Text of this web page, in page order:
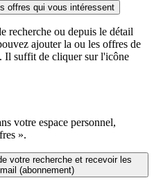
offres qui vous intéressent
recherche ou depuis le détail
ajouter la ou les offres de
Il suffit de cliquer sur l'icône
votre espace personnel,
».
votre recherche et recevoir les
(abonnement)